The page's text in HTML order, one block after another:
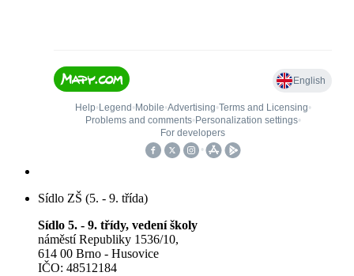
Sídlo ZŠ (5. - 9. třída)
Sídlo 5. - 9. třídy, vedení školy
náměstí Republiky 1536/10,
614 00 Brno - Husovice
IČO: 48512184